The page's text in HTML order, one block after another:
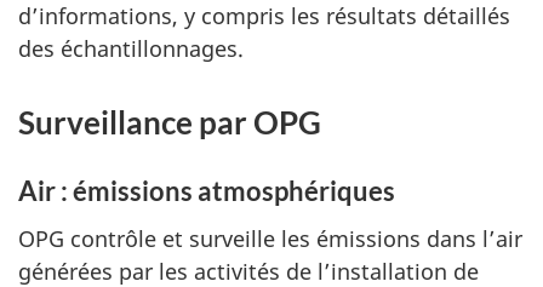
d’informations, y compris les résultats détaillés
des échantillonnages.
Surveillance par OPG
Air : émissions atmosphériques
OPG contrôle et surveille les émissions dans l’air
générées par les activités de l’installation de